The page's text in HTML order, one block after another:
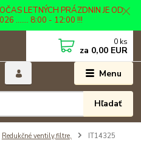
LETNÝCH PRÁZDNIN JE OD
....... 8:00 - 12:00 !!!
Menu
Hľadať
0 ks
za 0,00 EUR
Redukčné ventily,filtre,
IT14325